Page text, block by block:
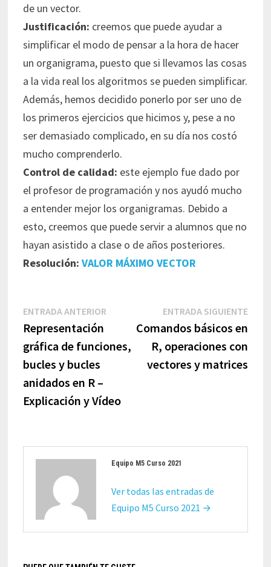
de un vector.
Justificación: creemos que puede ayudar a
simplificar el modo de pensar a la hora de hacer
un organigrama, puesto que si llevamos las cosas
a la vida real los algoritmos se pueden simplificar.
Además, hemos decidido ponerlo por ser uno de
los primeros ejercicios que hicimos y, pese a no
ser demasiado complicado, en su día nos costó
mucho comprenderlo.
Control de calidad: este ejemplo fue dado por
el profesor de programación y nos ayudó mucho
a entender mejor los organigramas. Debido a
esto, creemos que puede servir a alumnos que no
hayan asistido a clase o de años posteriores.
Resolución:VALOR MÁXIMO VECTOR
Navegación
entradas
ENTRADA ANTERIOR
anterior:
Representación
gráfica de funciones,
bucles y bucles
anidados en R –
Explicación y Vídeo
ENTRADA SIGUIENTE
Comandos básicos en
R, operaciones con
vectores y matrices
Equipo M5 Curso 2021
Ver todas las entradas de
Equipo M5 Curso 2021 →